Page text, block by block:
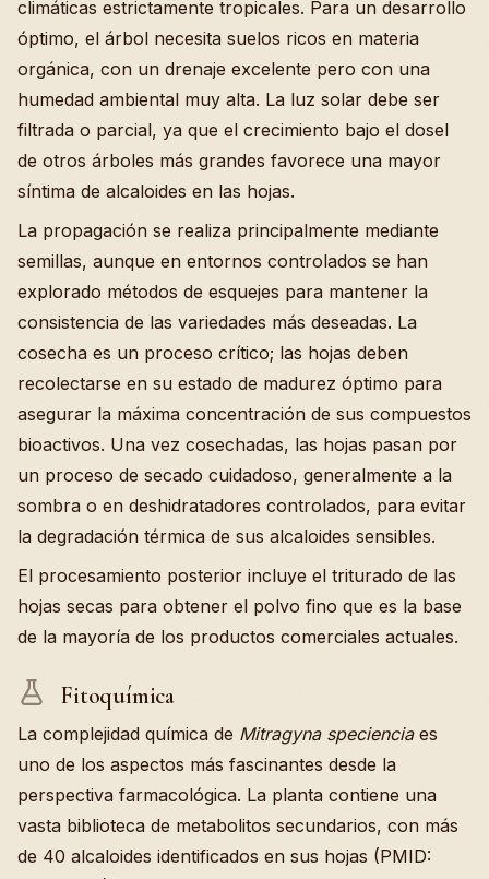
climáticas estrictamente tropicales. Para un desarrollo
óptimo, el árbol necesita suelos ricos en materia
orgánica, con un drenaje excelente pero con una
humedad ambiental muy alta. La luz solar debe ser
filtrada o parcial, ya que el crecimiento bajo el dosel
de otros árboles más grandes favorece una mayor
síntima de alcaloides en las hojas.
La propagación se realiza principalmente mediante
semillas, aunque en entornos controlados se han
explorado métodos de esquejes para mantener la
consistencia de las variedades más deseadas. La
cosecha es un proceso crítico; las hojas deben
recolectarse en su estado de madurez óptimo para
asegurar la máxima concentración de sus compuestos
bioactivos. Una vez cosechadas, las hojas pasan por
un proceso de secado cuidadoso, generalmente a la
sombra o en deshidratadores controlados, para evitar
la degradación térmica de sus alcaloides sensibles.
El procesamiento posterior incluye el triturado de las
hojas secas para obtener el polvo fino que es la base
de la mayoría de los productos comerciales actuales.
Fitoquímica
La complejidad química de Mitragyna specienciaes
uno de los aspectos más fascinantes desde la
perspectiva farmacológica. La planta contiene una
vasta biblioteca de metabolitos secundarios, con más
de 40 alcaloides identificados en sus hojas (PMID: